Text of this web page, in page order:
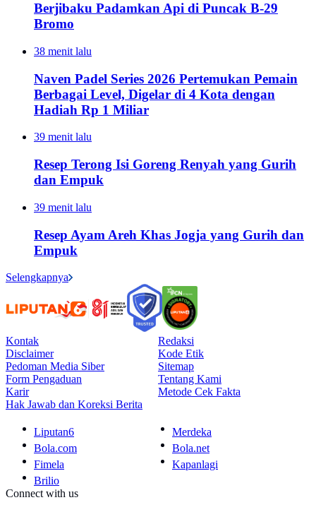
Berjibaku Padamkan Api di Puncak B-29
Bromo
38 menit lalu
Naven Padel Series 2026 Pertemukan Pemain
Berbagai Level, Digelar di 4 Kota dengan
Hadiah Rp 1 Miliar
39 menit lalu
Resep Terong Isi Goreng Renyah yang Gurih
dan Empuk
39 menit lalu
Resep Ayam Areh Khas Jogja yang Gurih dan
Empuk
Selengkapnya
Kontak
Redaksi
Disclaimer
Kode Etik
Pedoman Media Siber
Sitemap
Form Pengaduan
Tentang Kami
Karir
Metode Cek Fakta
Hak Jawab dan Koreksi Berita
Liputan6
Merdeka
Bola.com
Bola.net
Fimela
Kapanlagi
Brilio
Connect with us